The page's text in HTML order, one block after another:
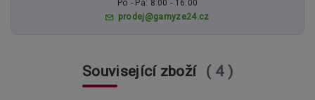
Po - Pá: 8:00 - 16:00
prodej@garnyze24.cz
Související zboží 4